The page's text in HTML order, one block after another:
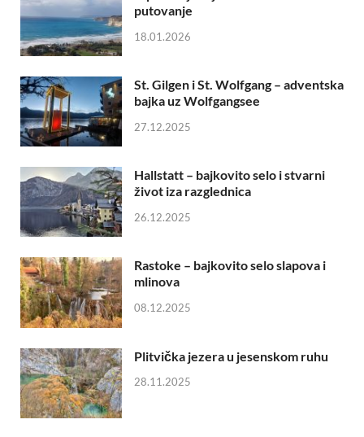
putovanje
18.01.2026
St. Gilgen i St. Wolfgang – adventska
bajka uz Wolfgangsee
27.12.2025
Hallstatt – bajkovito selo i stvarni
život iza razglednica
26.12.2025
Rastoke – bajkovito selo slapova i
mlinova
08.12.2025
Plitvička jezera u jesenskom ruhu
28.11.2025